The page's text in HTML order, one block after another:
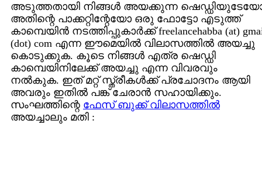
അടുത്തതായി നിങ്ങള്‍ അയക്കുന്ന
അതിന്റെ പാക്കറ്റിന്റേയോ ഒരു ഫോട്ടോ എടുത്ത്
കാമ്പെയിന്‍ നടത്തിപ്പുകാര്‍ക്ക് freelancehabba (at)
(dot) com എന്ന ഈമെയില്‍ വിലാസത്തില്‍ അയച്ചു
കൊടുക്കുക. കൂടെ നിങ്ങള്‍ എത്ര ഷെഡ്ഡി
കാമ്പെയിനിലേക്ക് അയച്ചു എന്ന വിവരവും
നല്‍കുക. ഇത് മറ്റ് സ്ത്രീകള്‍ക്ക് പ്രചോദനം ആയി
അവരും ഇതില്‍ പങ്ക് ചേരാന്‍ സഹായിക്കും.
സംഘത്തിന്റെ ഫേസ് ബുക്ക് വിലാസത്തില്‍
അയച്ചാലും മതി :